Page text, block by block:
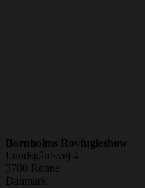
Bornholms Rovfugleshow
Lundsgårdsvej 4
3700 Rønne
Danmark